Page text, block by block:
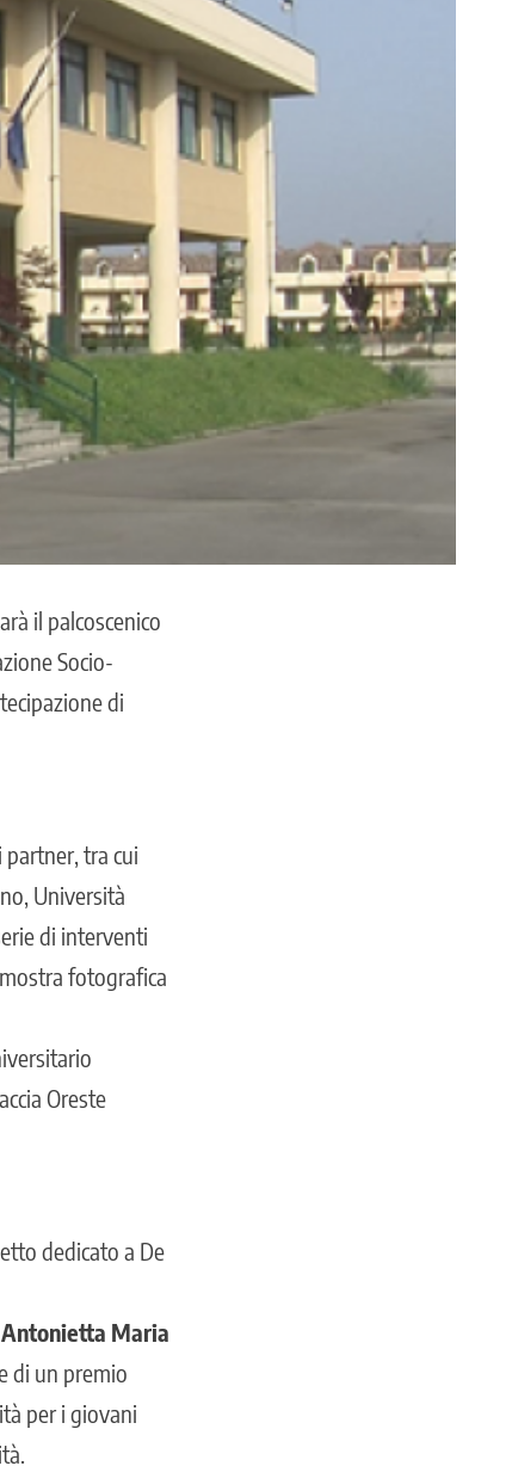
il palcoscenico
Socio-
di
tra cui
Università
di interventi
fotografica
Oreste
dedicato a De
Antonietta Maria
di un premio
per i giovani